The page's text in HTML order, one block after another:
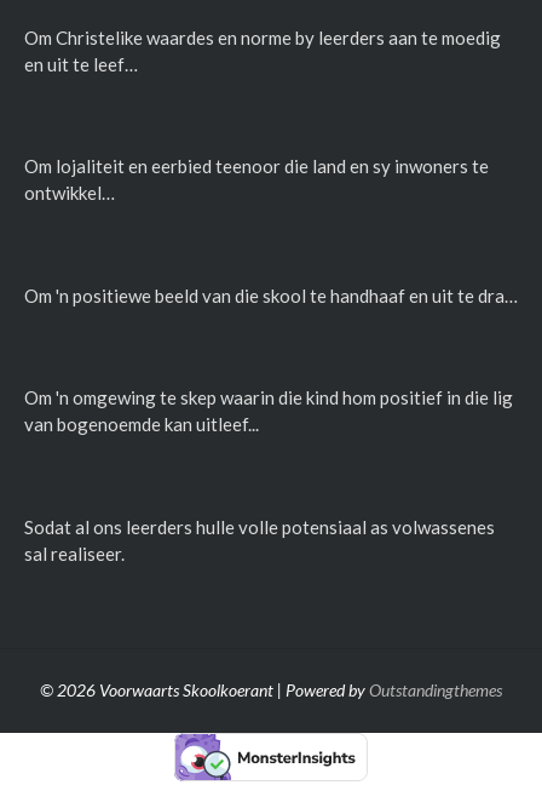
Om Christelike waardes en norme by leerders aan te moedig
en uit te leef…
Om lojaliteit en eerbied teenoor die land en sy inwoners te
ontwikkel…
Om 'n positiewe beeld van die skool te handhaaf en uit te dra…
Om 'n omgewing te skep waarin die kind hom positief in die lig
van bogenoemde kan uitleef...
Sodat al ons leerders hulle volle potensiaal as volwassenes
sal realiseer.
© 2026 Voorwaarts Skoolkoerant | Powered byOutstandingthemes